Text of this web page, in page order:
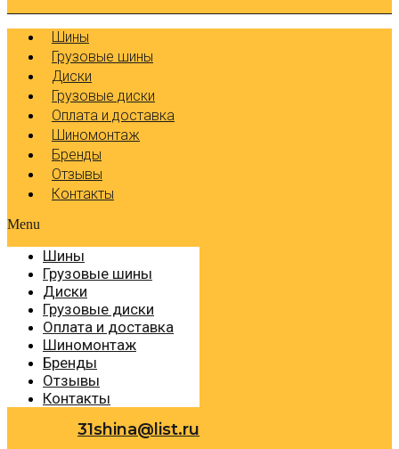
Шины
Грузовые шины
Диски
Грузовые диски
Оплата и доставка
Шиномонтаж
Бренды
Отзывы
Контакты
Menu
Шины
Грузовые шины
Диски
Грузовые диски
Оплата и доставка
Шиномонтаж
Бренды
Отзывы
Контакты
31shina@list.ru